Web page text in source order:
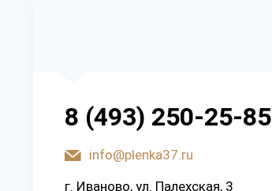
8 (493) 250-25-85
info@plenka37.ru
г. Иваново, ул. Палехская, 3